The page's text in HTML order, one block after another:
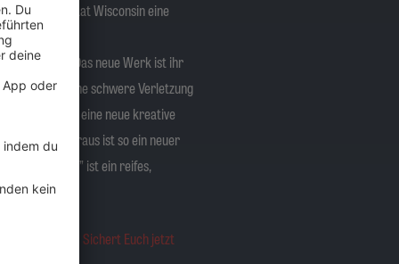
Bundesstaat Wisconsin eine
Das neue Werk ist ihr
Nachdem eine schwere Verletzung
Pause eine neue kreative
heraus ist so ein neuer
Be The Light” ist ein reifes,
zu erleben! Sichert Euch jetzt